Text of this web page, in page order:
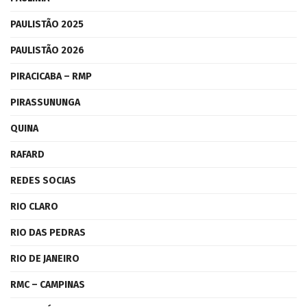
PAULISTÃO 2025
PAULISTÃO 2026
PIRACICABA – RMP
PIRASSUNUNGA
QUINA
RAFARD
REDES SOCIAS
RIO CLARO
RIO DAS PEDRAS
RIO DE JANEIRO
RMC – CAMPINAS